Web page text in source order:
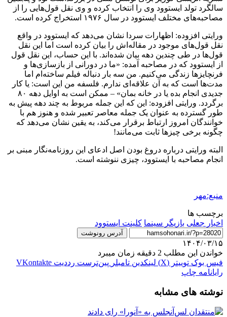
سالگرد تولد ایستوود وی را انتخاب کرده و وی نقل قول‌هایی را از
مصاحبه‌های مختلف ایستوود در سال ۱۹۷۶ استخراج کرده است.
ورایتی افزوده: اظهارات سردا نشان می‌دهد که ایستوود در واقع
نقل قول‌های موجود در مقاله‌اش را بیان کرده است اما این نقل
قول‌ها در طی چندین دهه بیان شده‌اند. با این حساب، این نقل قول
از ایستوود که در مصاحبه آمده: «ما در دورانی از بازسازی‌ها و
فرنچایزها زندگی می‌کنیم. من سه بار دنباله فیلم ساخته‌ام اما
مدت‌ها است که به آن علاقه‌ای ندارم. فلسفه من این است: یا کار
جدیدی انجام بده یا در خانه بمان» – ممکن است به اوایل دهه ۸۰
برگردد. ورایتی افزوده: این که این جمله مربوط به چند دهه پیش به
طور گسترده به عنوان یک جمله معاصر تعبیر شده و هنوز هم با
خوانندگان امروز ارتباط برقرار می‌کند، به یقین نشان می‌دهد که
چگونه برخی چیزها ثابت می‌مانند!
البته ورایتی درباره دروغ بودن اصل ادعای این روزنامه‌نگار مبنی بر
انجام مصاحبه با ایستوود، چیزی ننوشته است.
منبع:مهر
برچسب ها
اخبار جعلی بازیگر سینما کلینت ایستوود
آدرس رونوشت
۱۴۰۴/۰۳/۱۵
خواندن این مطلب 2 دقیقه زمان میبرد
فیس بوک توییتر (X) لینکدین ‫تامبلر ‫پین‌ترست ‫رددیت ‫VKontakte
رایانامه چاپ
نوشته های مشابه